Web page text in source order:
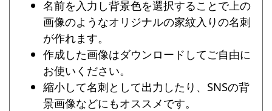
名前を入力し背景色を選択することで上の
画像のようなオリジナルの家紋入りの名刺
が作れます。
作成した画像はダウンロードしてご自由に
お使いください。
縮小して名刺として出力したり、SNSの背
景画像などにもオススメです。